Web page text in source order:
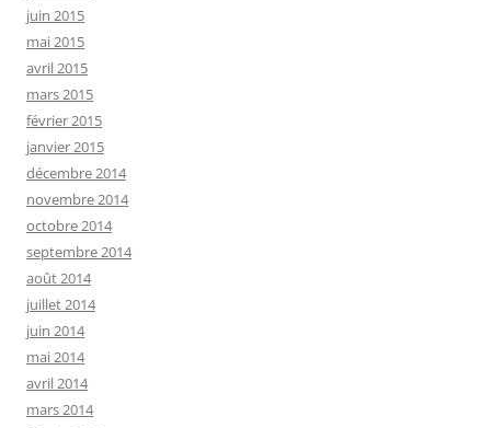
juin 2015
mai 2015
avril 2015
mars 2015
février 2015
janvier 2015
décembre 2014
novembre 2014
octobre 2014
septembre 2014
août 2014
juillet 2014
juin 2014
mai 2014
avril 2014
mars 2014